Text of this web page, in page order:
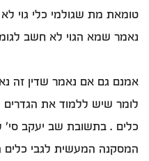
טומאת מת שגולמי כלי גוי
נאמר שמא הגוי לא חשב
אמנם גם אם נאמר שדין זה
לומר שיש ללמוד את
כלים . בתשובת שב יעקב
המסקנה המעשית לגבי כלים